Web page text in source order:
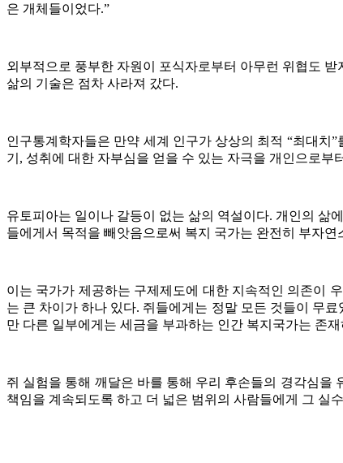
은 개체들이었다.”
외부적으로 풍부한 자원이 포식자로부터 아무런 위협도
삶의 기술은 점차 사라져 갔다.
인구통계학자들은 만약 세계 인구가 상상의 최적 “최대치
기, 성취에 대한 자부심을 얻을 수 있는 자극을 개인으로부
유토피아는 일이나 갈등이 없는 삶의 역설이다. 개인의 삶
들에게서 목적을 빼앗음으로써 복지 국가는 완전히 부자
이는 국가가 제공하는 구제제도에 대한 지속적인 의존이
는 큰 차이가 하나 있다. 쥐들에게는 정말 모든 것들이 무
만 다른 일부에게는 세금을 부과하는 인간 복지국가는 존
쥐 실험을 통해 깨달은 바를 통해 우리 후손들의 경각심을
책임을 계속되도록 하고 더 넓은 범위의 사람들에게 그 실